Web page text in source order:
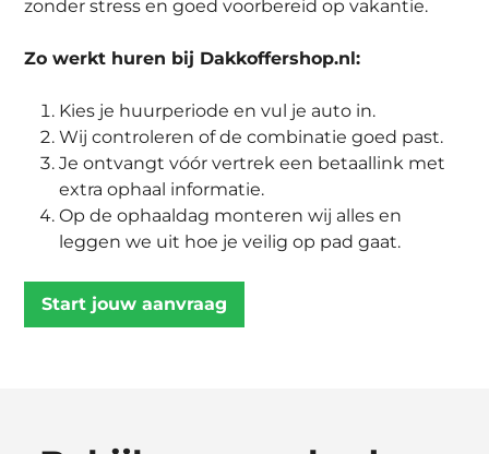
zonder stress en goed voorbereid op vakantie.
Zo werkt huren bij Dakkoffershop.nl:
Kies je huurperiode en vul je auto in.
Wij controleren of de combinatie goed past.
Je ontvangt vóór vertrek een betaallink met
extra ophaal informatie.
Op de ophaaldag monteren wij alles en
leggen we uit hoe je veilig op pad gaat.
Start jouw aanvraag